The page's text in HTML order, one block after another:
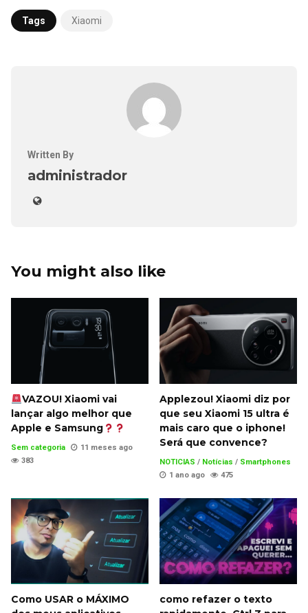
Tags Xiaomi
Written By
administrador
You might also like
VAZOU! Xiaomi vai
lançar algo melhor que
Apple e Samsung
Sem categoria
11 meses ago
383
Applezou! Xiaomi diz por
que seu Xiaomi 15 ultra é
mais caro que o iphone!
Será que convence?
NOTICIAS / Notícias / Smartphones
1 ano ago
475
Como USAR o MÁXIMO
como refazer o texto